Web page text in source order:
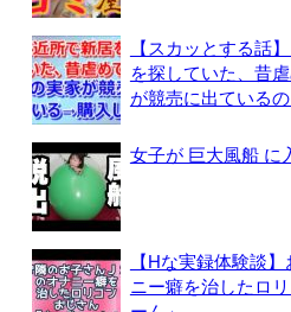
【スカッとする話
を探していた、昔
が競売に出ている
女子が 巨大風船 に
【Hな実録体験談
ニー癖を治したロ